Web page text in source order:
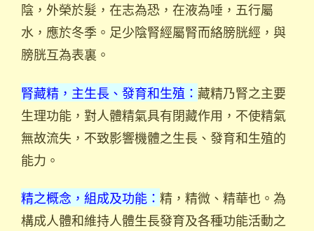
陰，外榮於髮，在志為恐，在液為唾，五行屬
水，應於冬季。足少陰腎經屬腎而絡膀胱經，與
膀胱互為表裏。
腎藏精，主生長、發育和生殖： 藏精乃腎之主要
生理功能，對人體精氣具有閉藏作用，不使精氣
無故流失，不致影響機體之生長、發育和生殖的
能力。
精之概念，組成及功能： 精，精微、精華也。為
構成人體和維持人體生長發育及各種功能活動之